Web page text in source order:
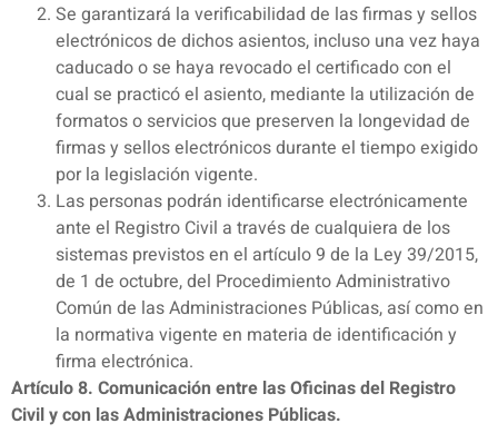
Se garantizará la verificabilidad de las firmas y sellos
electrónicos de dichos asientos, incluso una vez haya
caducado o se haya revocado el certificado con el
cual se practicó el asiento, mediante la utilización de
formatos o servicios que preserven la longevidad de
firmas y sellos electrónicos durante el tiempo exigido
por la legislación vigente.
Las personas podrán identificarse electrónicamente
ante el Registro Civil a través de cualquiera de los
sistemas previstos en el artículo 9 de la Ley 39/2015,
de 1 de octubre, del Procedimiento Administrativo
Común de las Administraciones Públicas, así como en
la normativa vigente en materia de identificación y
firma electrónica.
Artículo 8. Comunicación entre las Oficinas del Registro
Civil y con las Administraciones Públicas.